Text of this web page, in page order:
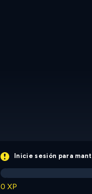
Inicie sesión para
0 XP